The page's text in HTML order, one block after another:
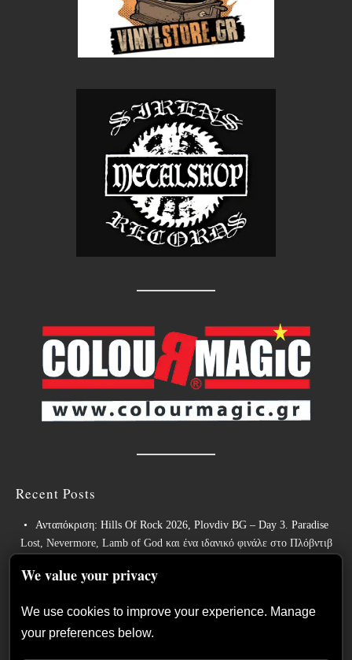
Recent Posts
Ανταπόκριση: Hills Of Rock 2026, Plovdiv BG – Day 3. Paradise
Lost, Nevermore, Lamb of God και ένα ιδανικό φινάλε στο Πλόβντιβ
Οι Γερμανοί πρωτοπόροι του συμφωνικού metal XANDRIA
παρουσιάζουν το ομώνυμο τραγούδι του νέου τους άλμπουμ.
Οι Wayfarer κυκλοφορούν νέο τραγούδι με τη συμμετοχή του David
Eugene Edwards και προαναγγέλλουν το νέο τους στούντιο άλμπουμ.
We value your privacy
We use cookies to improve your experience. Manage
your preferences below.